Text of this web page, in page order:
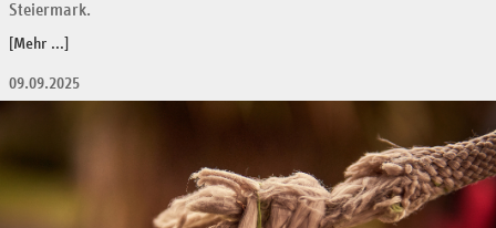
Steiermark.
[Mehr ...]
09.09.2025